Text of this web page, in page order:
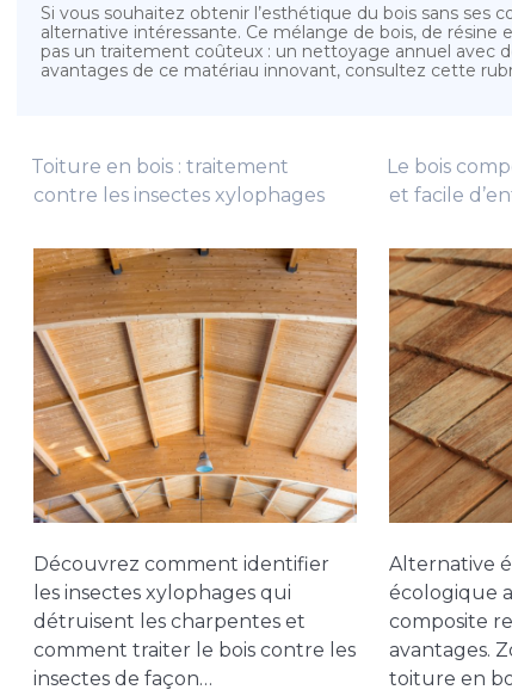
Si vous souhaitez obtenir l’esthétique du bois sans
alternative intéressante. Ce mélange de bois, de
pas un traitement coûteux : un nettoyage annuel avec
avantages de ce matériau innovant, consultez cette
Toiture en bois : traitement
contre les insectes xylophages
Découvrez comment identifier
les insectes xylophages qui
détruisent les charpentes et
comment traiter le bois contre les
insectes de façon…
Le bois
et facile
Alternative
écologique
composite
avantages.
toiture en